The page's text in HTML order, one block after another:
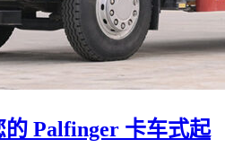
Palfinger 卡车式起